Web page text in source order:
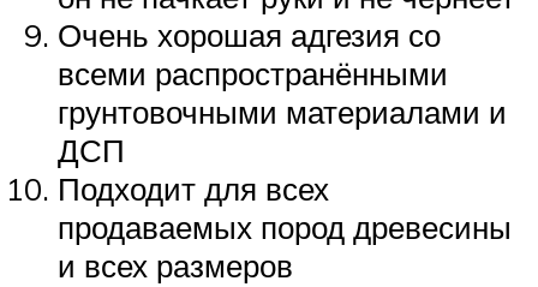
Очень хорошая адгезия со
всеми распространёнными
грунтовочными материалами и
ДСП
Подходит для всех
продаваемых пород древесины
и всех размеров